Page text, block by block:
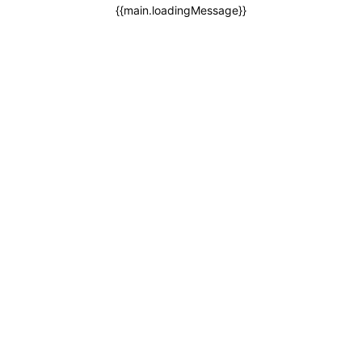
{{main.loadingMessage}}